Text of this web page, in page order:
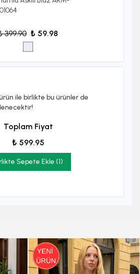
399.90 ₺ 59.98
ile birlikte bu ürünler de
Toplam Fiyat
₺ 599.95
Sepete Ekle (1)